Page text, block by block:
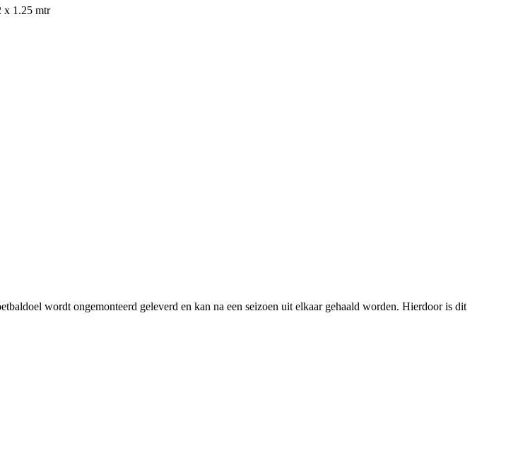
x 1.25 mtr
wordt ongemonteerd geleverd en kan na een seizoen uit elkaar gehaald worden. Hierdoor is dit